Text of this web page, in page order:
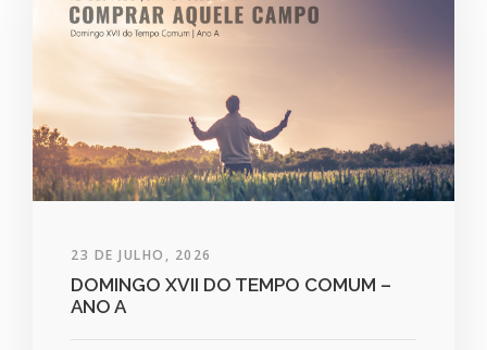
23 DE JULHO, 2026
DOMINGO XVII DO TEMPO COMUM –
ANO A